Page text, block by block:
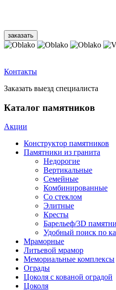
Контакты
Заказать выезд специалиста
Каталог памятников
Акции
Конструктор памятников
Памятники из гранита
Недорогие
Вертикальные
Семейные
Комбинированные
Со стеклом
Элитные
Кресты
Барельеф/3D
Удобный поиск по
Мраморные
Литьевой мрамор
Мемориальные комплексы
Ограды
Цоколя с кованой оградой
Цоколя